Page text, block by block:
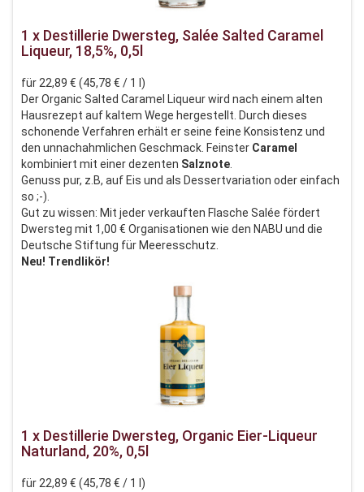
1 x Destillerie Dwersteg, Salée Salted Caramel
Liqueur, 18,5%, 0,5l
für 22,89 € (45,78 € / 1 l)
Der Organic Salted Caramel Liqueur wird nach einem alten
Hausrezept auf kaltem Wege hergestellt. Durch dieses
schonende Verfahren erhält er seine feine Konsistenz und
den unnachahmlichen Geschmack. Feinster Caramel
kombiniert mit einer dezenten Salznote.
Genuss pur, z.B, auf Eis und als Dessertvariation oder einfach
so ;-).
Gut zu wissen: Mit jeder verkauften Flasche Salée fördert
Dwersteg mit 1,00 € Organisationen wie den NABU und die
Deutsche Stiftung für Meeresschutz.
Neu! Trendlikör!
1 x Destillerie Dwersteg, Organic Eier-Liqueur
Naturland, 20%, 0,5l
für 22,89 € (45,78 € / 1 l)